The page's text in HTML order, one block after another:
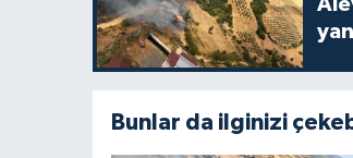
Bunlar da ilginizi